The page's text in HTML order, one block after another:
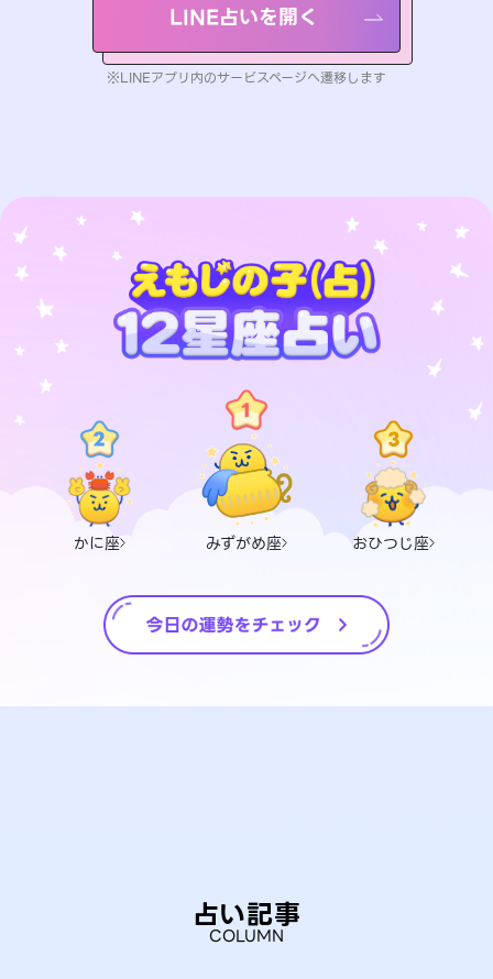
LINE占いを開く
※LINEアプリ内のサービスページへ遷移します
かに座 みずがめ座 おひつじ座
占い記事
COLUMN